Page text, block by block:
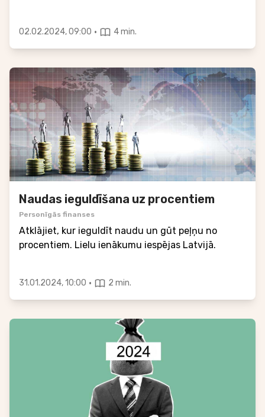
02.02.2024, 09:00 · 4 min.
Naudas ieguldīšana uz procentiem
Personīgās finanses
Atklājiet, kur ieguldīt naudu un gūt peļņu no
procentiem. Lielu ienākumu iespējas Latvijā.
31.01.2024, 10:00 · 2 min.